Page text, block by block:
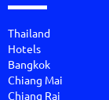
Thailand
Hotels
Bangkok
Chiang Mai
Chiang Rai